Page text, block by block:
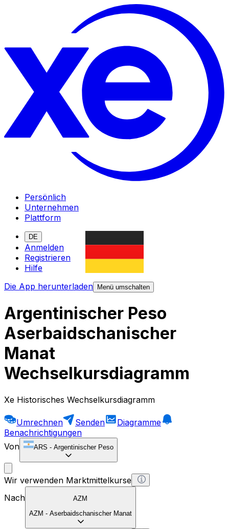
Persönlich
Unternehmen
Plattform
DE
Anmelden
Registrieren
Hilfe
Die App herunterladen
Menü umschalten
Argentinischer Peso
Aserbaidschanischer
Manat
Wechselkursdiagramm
Xe Historisches Wechselkursdiagramm
Umrechnen Senden
Diagramme
Benachrichtigungen
Von
ARS - Argentinischer Peso
Wir verwenden Marktmittelkurse
Nach
AZM
AZM - Aserbaidschanischer Manat